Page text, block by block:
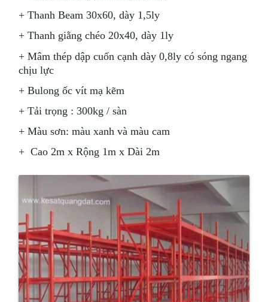
+ Thanh Beam 30x60, dày 1,5ly
+ Thanh giằng chéo 20x40, dày 1ly
+ Mâm thép dập cuốn cạnh dày 0,8ly có sóng ngang
chịu lực
+ Bulong ốc vít mạ kẽm
+ Tải trọng : 300kg / sàn
+ Màu sơn: màu xanh và màu cam
+ Cao 2m x Rộng 1m x Dài 2m